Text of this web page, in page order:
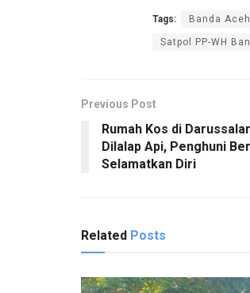
Tags: Banda Aceh
Satpol PP-WH
Previous Post
Rumah Kos di
Dilalap Api, Penghuni
Selamatkan Diri
Related Posts